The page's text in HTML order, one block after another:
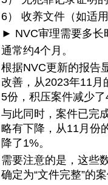
6） 收养文件（如适用
► NVC审理需要多长
通常约4个月。
根据NVC更新的报告
改善，从2023年11月
5份，积压案件减少了
与此同时，案件已完
略有下降，从11月份
降了1%。
需要注意的是，这些
确定为“文件完整”的案